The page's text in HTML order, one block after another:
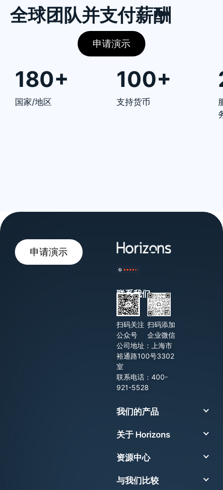
全球团队并支付薪酬
申请演示
180+
国家/地区
100+
支持货币
申请演示
联系我们
扫码关注
公众号
扫码添加
企业微信
公司地址：上海市
裕通路100号3302
室
联系电话：400-
921-5528
我们的产品
关于 Horizons
资源中心
与我们比较